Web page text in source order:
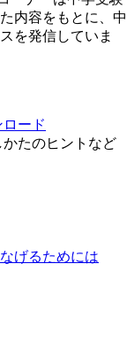
内容をもとに、中
を発信していま
たのヒントなど
げるためには